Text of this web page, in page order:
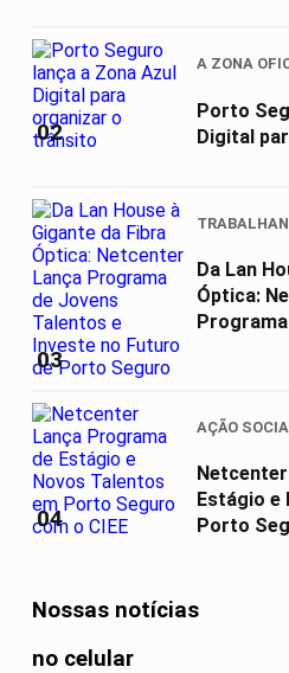
02
A ZONA
Porto
Digital
03
Da Lan
Óptica:
04
AÇÃO
Estágio e
Porto
Nossas notícias
no celular